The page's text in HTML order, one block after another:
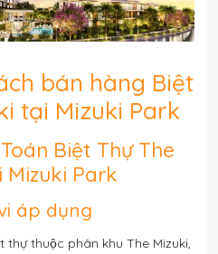
bán hàng Biệt
tại Mizuki Park
Biệt Thự The
Mizuki Park
áp dụng
thuộc phân khu The Mizuki,